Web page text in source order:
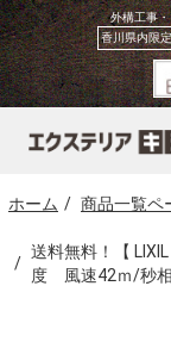
外構工事
香川県内限
お問い合
会員登録
ホーム 商品一覧ペ
送料無料！【
度 風速42ｍ/秒